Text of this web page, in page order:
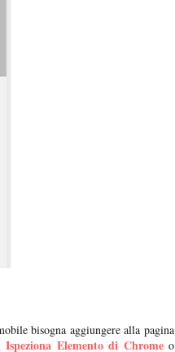
bisogna aggiungere alla pagina
Ispeziona Elemento di Chrome o